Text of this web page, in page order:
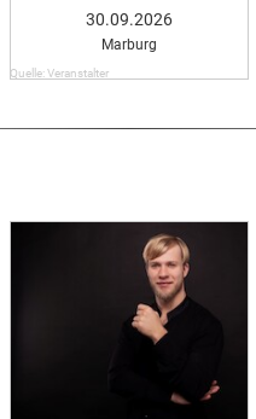
30.09.2026
Marburg
Quelle: Veranstalter